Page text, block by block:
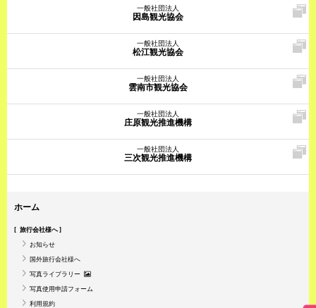
一般社団法人
因島観光協会
一般社団法人
松江観光協会
一般社団法人
雲南市観光協会
一般社団法人
庄原観光推進機構
一般社団法人
三次観光推進機構
ホーム
旅行会社様へ
お知らせ
国外旅行会社様へ
写真ライブラリー
写真使用申請フォーム
利用規約